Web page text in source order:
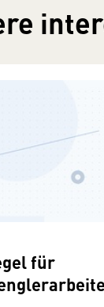
für